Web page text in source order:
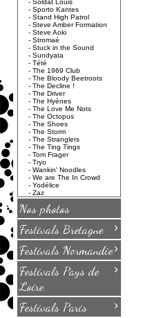
- Soldat Louis
- Sporto Kantes
- Stand High Patrol
- Steve Amber Formation
- Steve Aoki
- Stromaé
- Stuck in the Sound
- Sundyata
- Tété
- The 1969 Club
- The Bloody Beetroots
- The Decline !
- The Driver
- The Hyènes
- The Love Me Nots
- The Octopus
- The Shoes
- The Storm
- The Stranglers
- The Ting Tings
- Tom Frager
- Tryo
- Wankin' Noodles
- We are The In Crowd
- Yodélice
- Zaz
Nos photos
Festivals Bretagne
›
Festivals Normandie›
Festivals Pays de
Loire
›
Festivals Paris ›